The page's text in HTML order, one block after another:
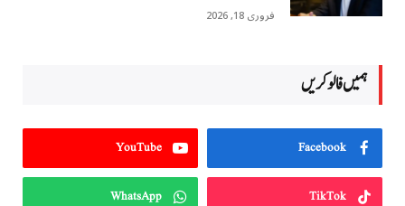
فروری 18, 2026
ہمیں فالو کریں
Facebook
YouTube
TikTok
WhatsApp